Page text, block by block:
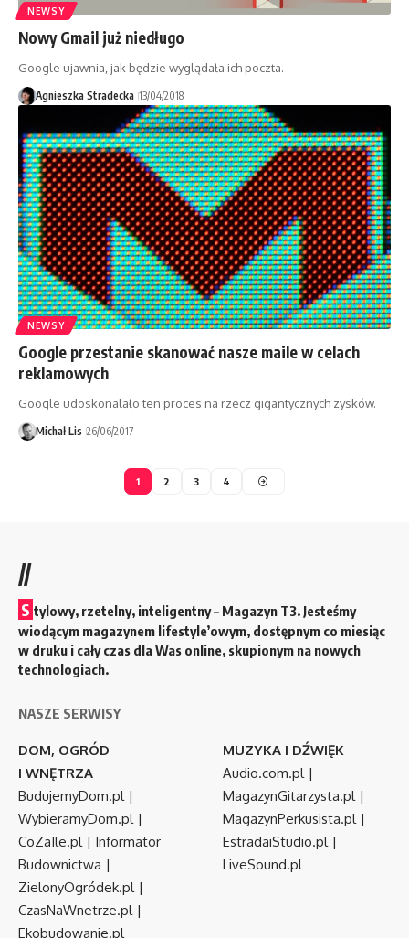
NEWSY
Nowy Gmail już niedługo
Google ujawnia, jak będzie wyglądała ich poczta.
Agnieszka Stradecka 13/04/2018
NEWSY
Google przestanie skanować nasze maile w celach
reklamowych
Google udoskonalało ten proces na rzecz gigantycznych zysków.
Michał Lis 26/06/2017
1 2 3 4
//
S tylowy, rzetelny, inteligentny – Magazyn T3. Jesteśmy
wiodącym magazynem lifestyle’owym, dostępnym co miesiąc
w druku i cały czas dla Was online, skupionym na nowych
technologiach.
NASZE SERWISY
DOM, OGRÓD
I WNĘTRZA
BudujemyDom.pl|
WybieramyDom.pl|
CoZaIle.pl| Informator
Budownictwa |
ZielonyOgródek.pl|
CzasNaWnetrze.pl|
Ekobudowanie.pl
MUZYKA I DŹWIĘK
Audio.com.pl|
MagazynGitarzysta.pl|
MagazynPerkusista.pl|
EstradaiStudio.pl|
LiveSound.pl